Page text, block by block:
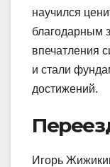
научился
благодарным
впечатления
и стали
достижений.
Игорь